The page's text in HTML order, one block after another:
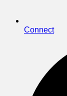
Connect